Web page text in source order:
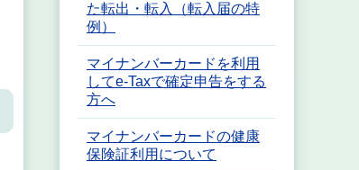
た転出・転入（転入届の特
例）
マイナンバーカードを利用
してe-Taxで確定申告をする
方へ
マイナンバーカードの健康
保険証利用について